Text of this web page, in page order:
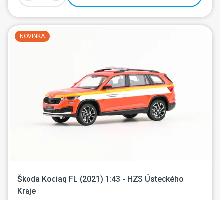
NOVINKA
Škoda Kodiaq FL (2021) 1:43 - HZS Ústeckého
Kraje